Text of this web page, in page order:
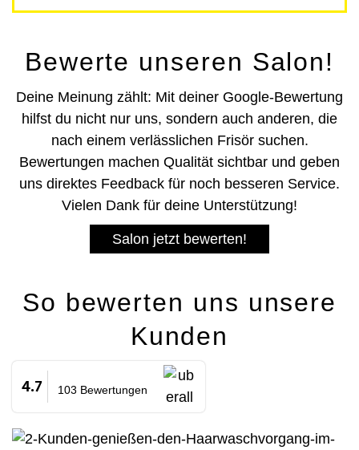
Bewerte unseren Salon!
Deine Meinung zählt: Mit deiner Google-Bewertung
hilfst du nicht nur uns, sondern auch anderen, die
nach einem verlässlichen Frisör suchen.
Bewertungen machen Qualität sichtbar und geben
uns direktes Feedback für noch besseren Service.
Vielen Dank für deine Unterstützung!
Salon jetzt bewerten!
So bewerten uns unsere
Kunden
4.7 103 Bewertungen